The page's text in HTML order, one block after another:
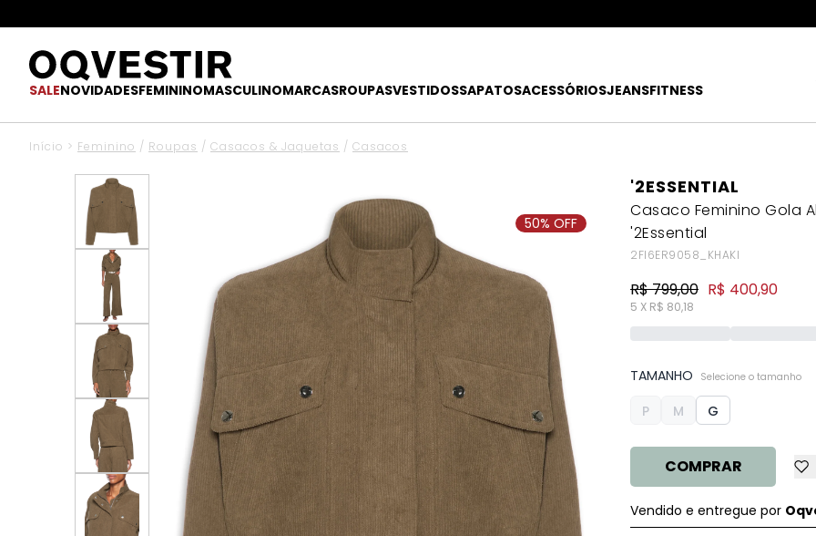
SALENOVIDADESFEMININOMASCULINOMARCASROUPASVESTIDOSSAPATOSACESSÓRIOSJEANSFITNESS
Início > Feminino / Roupas / Casacos & Jaquetas / Casacos
50% OFF
'2ESSENTIAL
Casaco Feminino Gola
'2Essential
2FI6ER9058_KHAKI
R$ 799,00 R$ 400,90
5 X R$ 80,18
TAMANHO Selecione o tamanho
P M G
COMPRAR
Vendido e entregue por